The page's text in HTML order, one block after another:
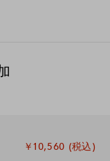
￥10,560 (税込)